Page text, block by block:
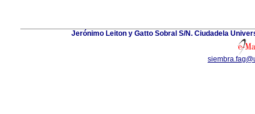
Jerónimo Leiton y Gatto Sobral S/N. Ciudadela